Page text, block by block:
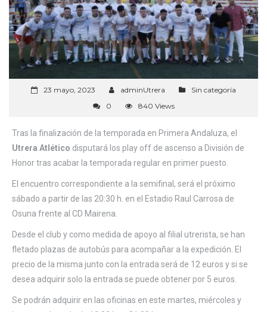
23 mayo, 2023 adminUtrera
Sin categoría
0
840 Views
Tras la finalización de la temporada en Primera Andaluza, el
Utrera Atlético disputará los play off de ascenso a División de
Honor tras acabar la temporada regular en primer puesto.
El encuentro correspondiente a la semifinal, será el próximo
sábado a partir de las 20:30 h. en el Estadio Raul Carrosa de
Osuna frente al CD Mairena.
Desde el club y como medida de apoyo al filial utrerista, se han
fletado plazas de autobús para acompañar a la expedición. El
precio de la misma junto con la entrada será de 12 euros y si se
desea adquirir solo la entrada se puede obtener por 5 euros.
Se podrán adquirir en las oficinas en este martes, miércoles y